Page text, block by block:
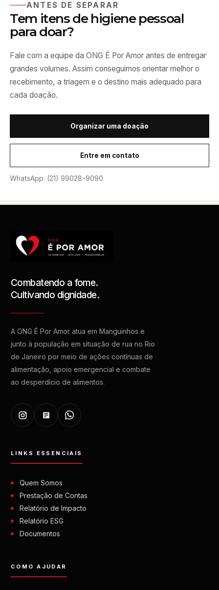
ANTES DE SEPARAR
Tem itens de higiene pessoal
para doar?
Fale com a equipe da ONG É Por Amor antes de entregar
grandes volumes. Assim conseguimos orientar melhor o
recebimento, a triagem e o destino mais adequado para
cada doação.
Organizar uma doação
Entre em contato
WhatsApp: (21) 99028-9090
Combatendo a fome.
Cultivando dignidade.
A ONG É Por Amor atua em Manguinhos e
junto à população em situação de rua no Rio
de Janeiro por meio de ações contínuas de
alimentação, apoio emergencial e combate
ao desperdício de alimentos.
LINKS ESSENCIAIS
Quem Somos
Prestação de Contas
Relatório de Impacto
Relatório ESG
Documentos
COMO AJUDAR